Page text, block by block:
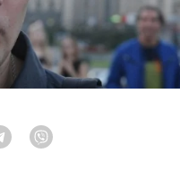
Telegram